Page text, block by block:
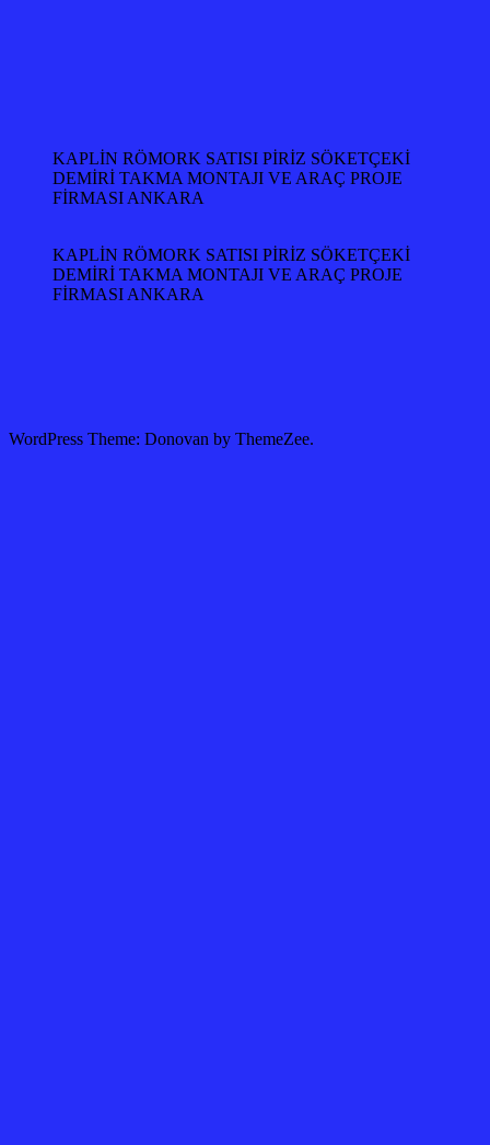
KAPLİN RÖMORK SATISI PİRİZ SÖKETÇEKİ
DEMİRİ TAKMA MONTAJI VE ARAÇ PROJE
FİRMASI ANKARA
KAPLİN RÖMORK SATISI PİRİZ SÖKETÇEKİ
DEMİRİ TAKMA MONTAJI VE ARAÇ PROJE
FİRMASI ANKARA
WordPress Theme: Donovan by ThemeZee.